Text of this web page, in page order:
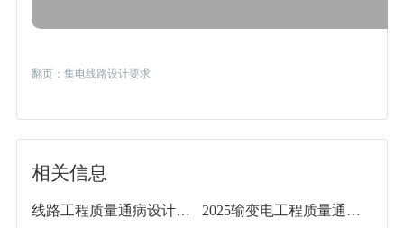
翻页：集电线路设计要求
相关信息
线路工程质量通病设计防治措施 2025输变电工程质量通病治理及优质工程亮点图册(381页)